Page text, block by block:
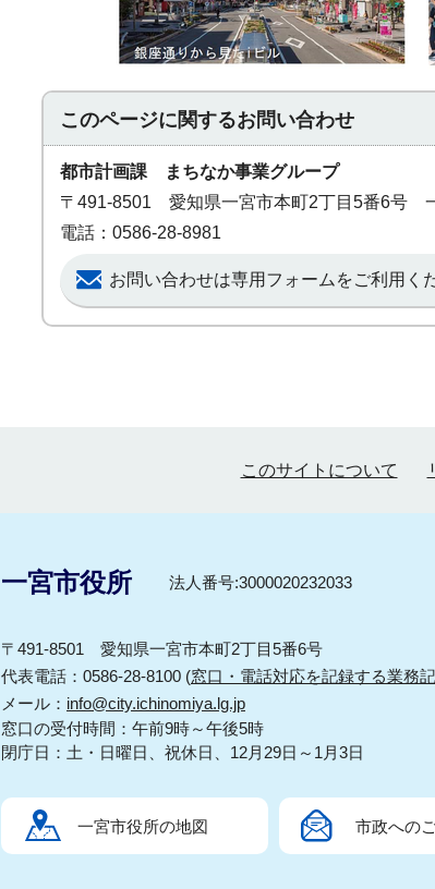
このページに関するお問い合わせ
都市計画課 まちなか事業グループ
〒491-8501 愛知県一宮市本町2丁目5番6号
電話：0586-28-8981
お問い合わせは専用フォームをご利用く
このサイトについて
一宮市役所 法人番号:3000020232033
〒491-8501 愛知県一宮市本町2丁目5番6号
代表電話：0586-28-8100 (窓口・電話対応を記録する業務
メール： info@city.ichinomiya.lg.jp
窓口の受付時間：午前9時～午後5時
閉庁日：土・日曜日、祝休日、12月29日～1月3日
一宮市役所の地図 市政への